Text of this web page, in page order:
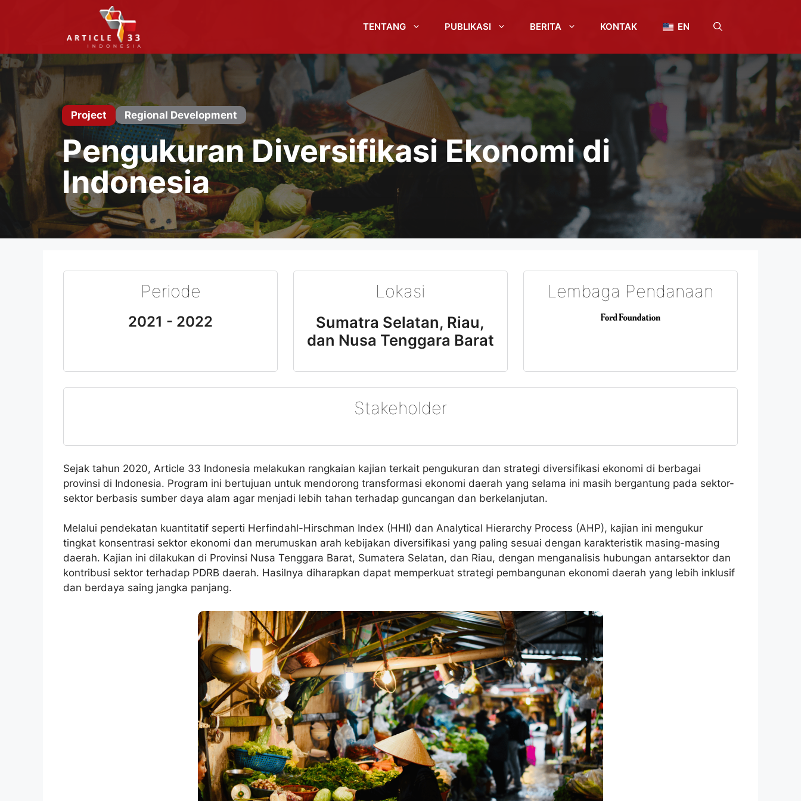
TENTANG PUBLIKASI BERITA KONTAK EN
Project Regional Development
Pengukuran Diversifikasi Ekonomi di
Indonesia
Periode
2021 - 2022
Lokasi
Sumatra Selatan, Riau,
dan Nusa Tenggara Barat
Lembaga Pendanaan
Stakeholder
Sejak tahun 2020, Article 33 Indonesia melakukan rangkaian kajian terkait pengukuran dan strategi diversifikasi ekonomi di berbagai
provinsi di Indonesia. Program ini bertujuan untuk mendorong transformasi ekonomi daerah yang selama ini masih bergantung pada sektor-
sektor berbasis sumber daya alam agar menjadi lebih tahan terhadap guncangan dan berkelanjutan.
Melalui pendekatan kuantitatif seperti Herfindahl-Hirschman Index (HHI) dan Analytical Hierarchy Process (AHP), kajian ini mengukur
tingkat konsentrasi sektor ekonomi dan merumuskan arah kebijakan diversifikasi yang paling sesuai dengan karakteristik masing-masing
daerah. Kajian ini dilakukan di Provinsi Nusa Tenggara Barat, Sumatera Selatan, dan Riau, dengan menganalisis hubungan antarsektor dan
kontribusi sektor terhadap PDRB daerah. Hasilnya diharapkan dapat memperkuat strategi pembangunan ekonomi daerah yang lebih inklusif
dan berdaya saing jangka panjang.